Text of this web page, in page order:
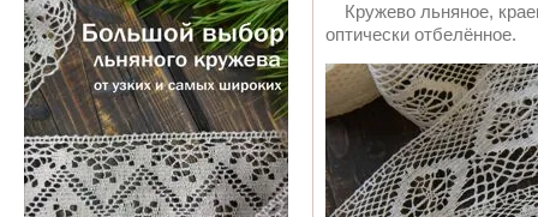
Кружево льняное,
оптически отбелённое.